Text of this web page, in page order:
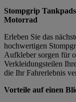
Stompgrip
Motorrad
Erleben Sie das
hochwertigen
Aufkleber sorgen für
Verkleidungsteilen
die Ihr Fahrerlebnis
Vorteile auf einen